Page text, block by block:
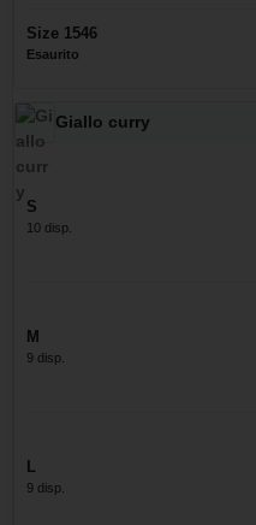
Size 1546
Esaurito
Giallo curry
S
10 disp.
M
9 disp.
L
9 disp.